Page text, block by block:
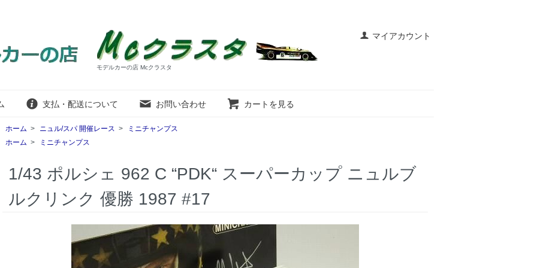
マイアカウント
モデルカーの店 Mcクラスタ
支払・配送について お問い合わせ カートを見る
ホーム > ニュル/スパ 開催レース >
ミニチャンプス
ホーム > ミニチャンプス
1/43 ポルシェ 962 C “PDK“ スーパーカップ ニュルブ
ルクリンク 優勝 1987 #17